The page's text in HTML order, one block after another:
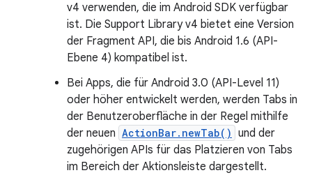
v4 verwenden, die im Android SDK verfügbar
ist. Die Support Library v4 bietet eine Version
der Fragment API, die bis Android 1.6 (API-
Ebene 4) kompatibel ist.
Bei Apps, die für Android 3.0 (API-Level 11)
oder höher entwickelt werden, werden Tabs in
der Benutzeroberfläche in der Regel mithilfe
der neuen ActionBar.newTab() und der
zugehörigen APIs für das Platzieren von Tabs
im Bereich der Aktionsleiste dargestellt.